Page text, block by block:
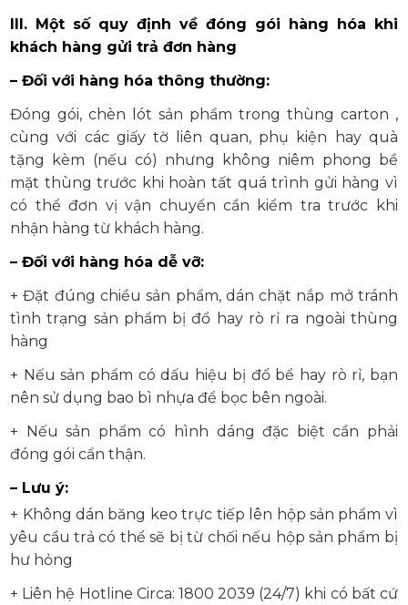
III. Một số quy định về đóng gói hàng hóa khi
khách hàng gửi trả đơn hàng
– Đối với hàng hóa thông thường:
Đóng gói, chèn lót sản phẩm trong thùng carton ,
cùng với các giấy tờ liên quan, phụ kiện hay quà
tặng kèm (nếu có) nhưng không niêm phong bề
mặt thùng trước khi hoàn tất quá trình gửi hàng vì
có thể đơn vị vận chuyển cần kiểm tra trước khi
nhận hàng từ khách hàng.
– Đối với hàng hóa dễ vỡ:
+ Đặt đúng chiều sản phẩm, dán chặt nắp mở tránh
tình trạng sản phẩm bị đổ hay rò rỉ ra ngoài thùng
hàng
+ Nếu sản phẩm có dấu hiệu bị đổ bể hay rò rỉ, bạn
nên sử dụng bao bì nhựa để bọc bên ngoài.
+ Nếu sản phẩm có hình dáng đặc biệt cần phải
đóng gói cẩn thận.
– Lưu ý:
+ Không dán băng keo trực tiếp lên hộp sản phẩm vì
yêu cầu trả có thể sẽ bị từ chối nếu hộp sản phẩm bị
hư hỏng
+ Liên hệ Hotline Circa: 1800 2039 (24/7) khi có bất cứ